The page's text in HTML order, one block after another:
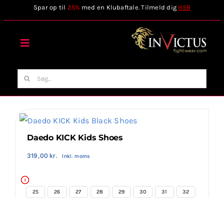
to
Spar op til 25% med en Klubaftale. Tilmeld dig HER
Toggle
Forside
Stilart / Kampsport
Søg
efter:
Daedo KICK Kids Shoes
319,00kr. Inkl. moms
i
25 26 27 28 29 30 31 32